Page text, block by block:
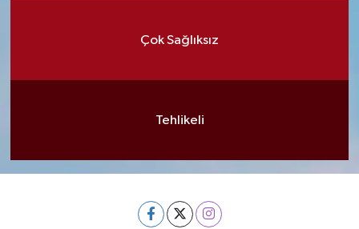
Çok Sağlıksız
Tehlikeli